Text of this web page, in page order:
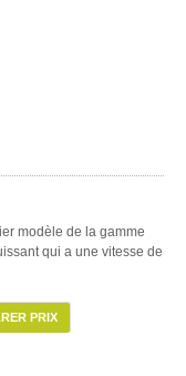
modèle de la gamme
qui a une vitesse de
PRIX